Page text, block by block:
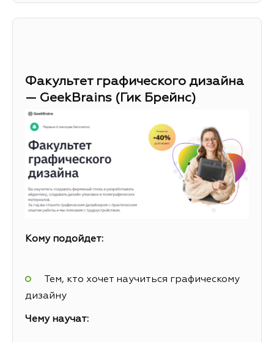
Факультет графического дизайна
— GeekBrains (Гик Брейнс)
Кому подойдет:
Тем, кто хочет научиться графическому
дизайну
Чему научат: